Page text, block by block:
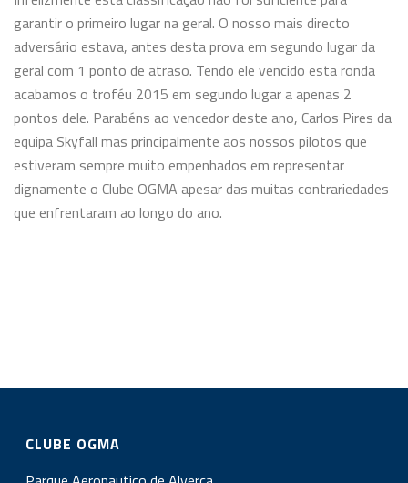
garantir o primeiro lugar na geral. O nosso mais directo
adversário estava, antes desta prova em segundo lugar da
geral com 1 ponto de atraso. Tendo ele vencido esta ronda
acabamos o troféu 2015 em segundo lugar a apenas 2
pontos dele. Parabéns ao vencedor deste ano, Carlos Pires da
equipa Skyfall mas principalmente aos nossos pilotos que
estiveram sempre muito empenhados em representar
dignamente o Clube OGMA apesar das muitas contrariedades
que enfrentaram ao longo do ano.
CLUBE OGMA